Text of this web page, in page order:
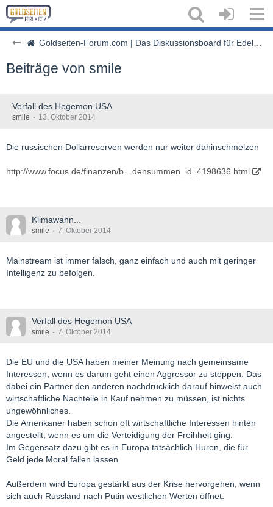
Goldseiten-Forum.com | Das Diskussionsboard für Edelmetalle & Rohstoffe
Beiträge von smile
Verfall des Hegemon USA
smile 13. Oktober 2014
Die russischen Dollarreserven werden nur weiter dahinschmelzen
http://www.focus.de/finanzen/b…densummen_id_4198636.html
Klimawahn...
smile 7. Oktober 2014
Mainstream ist immer falsch, ganz einfach und auch mit geringer
Intelligenz zu befolgen.
Verfall des Hegemon USA
smile 7. Oktober 2014
Die EU und die USA haben meiner Meinung nach gemeinsame
Interessen, wenn es darum geht einen Aggressor zu stoppen. Das
dabei ein Partner den anderen nachdrücklich darauf hinweist auch
wirtschaftliche Nachteile in Kauf nehmen zu müssen, ist nichts
ungewöhnliches.
Die Amerikaner haben schon oft wirtschaftliche Interessen hinten
angestellt, wenn es um die Verteidigung der Freihheit ging.
Im Gegensatz dazu gibt es in Europa tatsächlich Huren, die für
Geld jede Moral fallen lassen.
Außerdem wird Europa gestärkt aus der Krise hervorgehen, wenn
sich auch Russland nach Putin westlichen Werten öffnet.